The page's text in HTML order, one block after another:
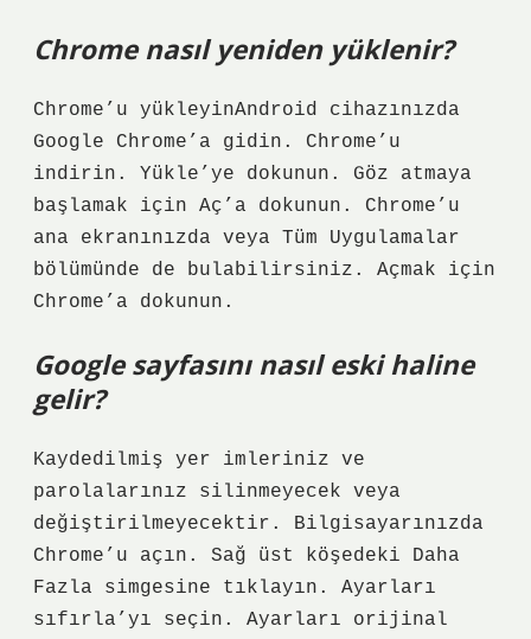
Chrome nasıl yeniden yüklenir?
Chrome’u yükleyinAndroid cihazınızda
Google Chrome’a ​​gidin. Chrome’u
indirin. Yükle’ye dokunun. Göz atmaya
başlamak için Aç’a dokunun. Chrome’u
ana ekranınızda veya Tüm Uygulamalar
bölümünde de bulabilirsiniz. Açmak için
Chrome’a ​​dokunun.
Google sayfasını nasıl eski haline
gelir?
Kaydedilmiş yer imleriniz ve
parolalarınız silinmeyecek veya
değiştirilmeyecektir. Bilgisayarınızda
Chrome’u açın. Sağ üst köşedeki Daha
Fazla simgesine tıklayın. Ayarları
sıfırla’yı seçin. Ayarları orijinal